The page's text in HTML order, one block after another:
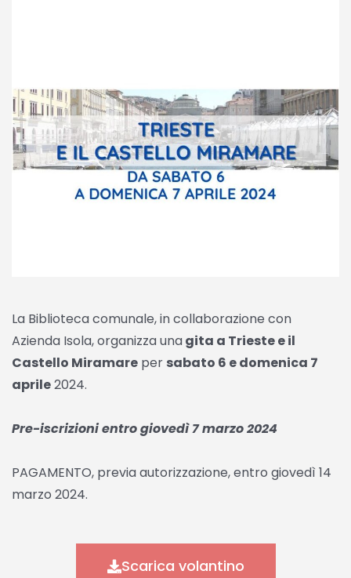
La Biblioteca comunale, in collaborazione con
Azienda Isola, organizza unagita a Trieste e il
Castello Miramare per sabato 6 e domenica 7
aprile2024.
Pre-iscrizioni entro giovedì 7 marzo 2024
PAGAMENTO, previa autorizzazione, entro giovedì 14
marzo 2024.
Scarica volantino